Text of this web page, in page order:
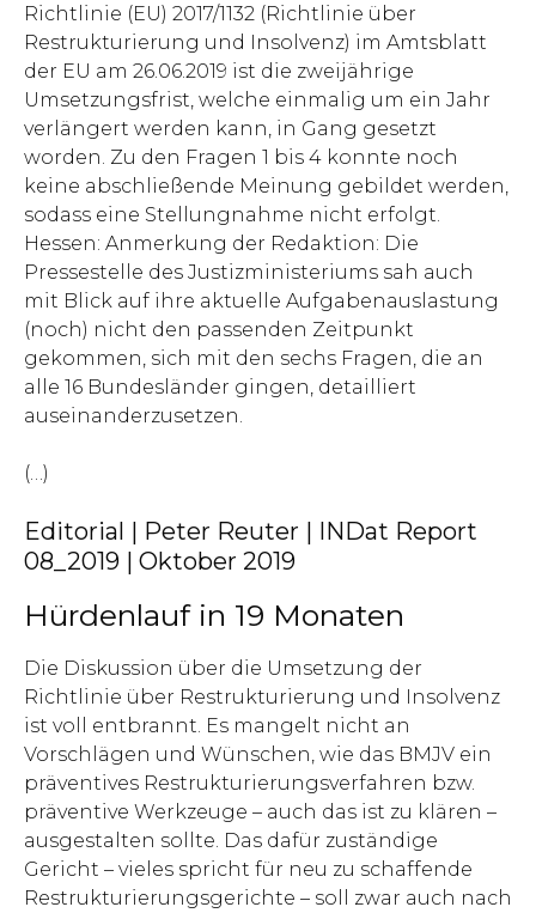
Richtlinie (EU) 2017/1132 (Richtlinie über
Restrukturierung und Insolvenz) im Amtsblatt
der EU am 26.06.2019 ist die zweijährige
Umsetzungsfrist, welche einmalig um ein Jahr
verlängert werden kann, in Gang gesetzt
worden. Zu den Fragen 1 bis 4 konnte noch
keine abschließende Meinung gebildet werden,
sodass eine Stellungnahme nicht erfolgt.
Hessen: Anmerkung der Redaktion: Die
Pressestelle des Justizministeriums sah auch
mit Blick auf ihre aktuelle Aufgabenauslastung
(noch) nicht den passenden Zeitpunkt
gekommen, sich mit den sechs Fragen, die an
alle 16 Bundesländer gingen, detailliert
auseinanderzusetzen.
(…)
Editorial | Peter Reuter | INDat Report
08_2019 | Oktober 2019
Hürdenlauf in 19 Monaten
Die Diskussion über die Umsetzung der
Richtlinie über Restruk­turierung und Insolvenz
ist voll entbrannt. Es mangelt nicht an
Vorschlägen und Wünschen, wie das BMJV ein
präventives Restrukturierungsverfahren bzw.
präventive Werkzeuge – auch das ist zu klären –
ausgestalten sollte. Das dafür zuständige
Gericht – vieles spricht für neu zu schaffende
Restrukturierungsgerichte – soll zwar auch nach